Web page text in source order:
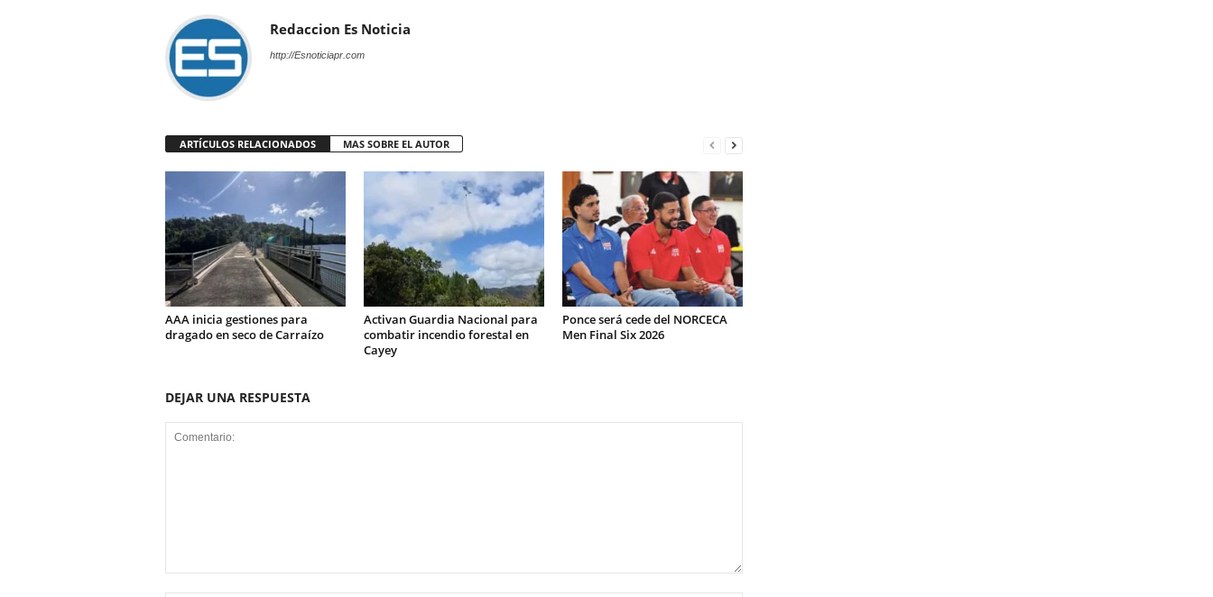
Redaccion Es Noticia
http://Esnoticiapr.com
ARTÍCULOS RELACIONADOS MAS SOBRE EL AUTOR
AAA inicia gestiones para
dragado en seco de Carraízo
Activan Guardia Nacional para
combatir incendio forestal en
Cayey
Ponce será cede del NORCECA
Men Final Six 2026
DEJAR UNA RESPUESTA